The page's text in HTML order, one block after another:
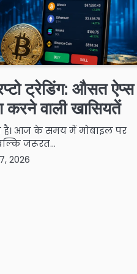
ट्रेडिंग: औसत
वाली खासियतें
है। आज के समय में मोबाइल पर
बल्कि जरूरत…
2026